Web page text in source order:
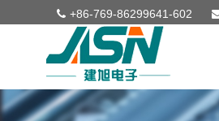
+86-769-86299641-602